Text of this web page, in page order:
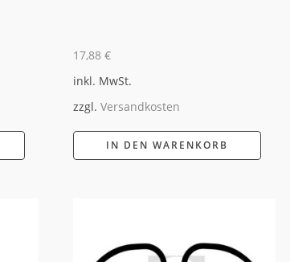
17,88€
inkl. MwSt.
zzgl.Versandkosten
IN DEN WARENKORB